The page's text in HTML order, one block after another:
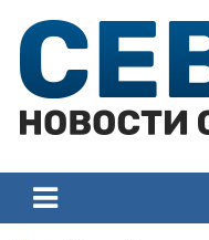
content
Севастополя
Севастополя